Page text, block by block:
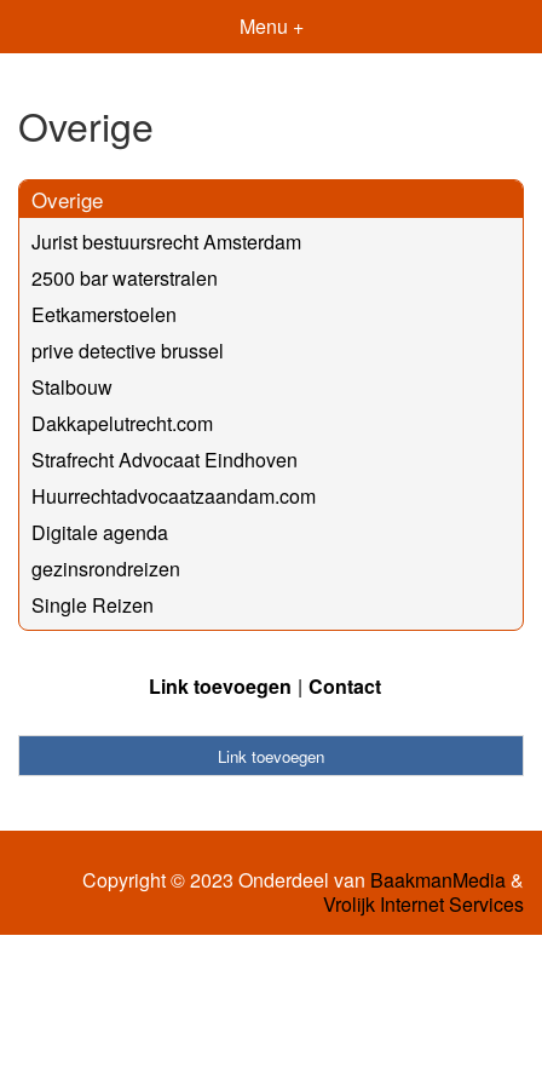
Menu +
Overige
Overige
Jurist bestuursrecht Amsterdam
2500 bar waterstralen
Eetkamerstoelen
prive detective brussel
Stalbouw
Dakkapelutrecht.com
Strafrecht Advocaat Eindhoven
Huurrechtadvocaatzaandam.com
Digitale agenda
gezinsrondreizen
Single Reizen
Link toevoegen Contact
Link toevoegen
Copyright © 2023 Onderdeel van BaakmanMedia&
Vrolijk Internet Services